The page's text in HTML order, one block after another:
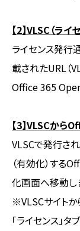
【2】VLSC（ラ
ライセンス発行
載されたURL（
Office 365 Open
【3】VLSCか
VLSCで発行さ
（有効化）する
化画面へ移動し
※VLSCサイト
「ライセンス」